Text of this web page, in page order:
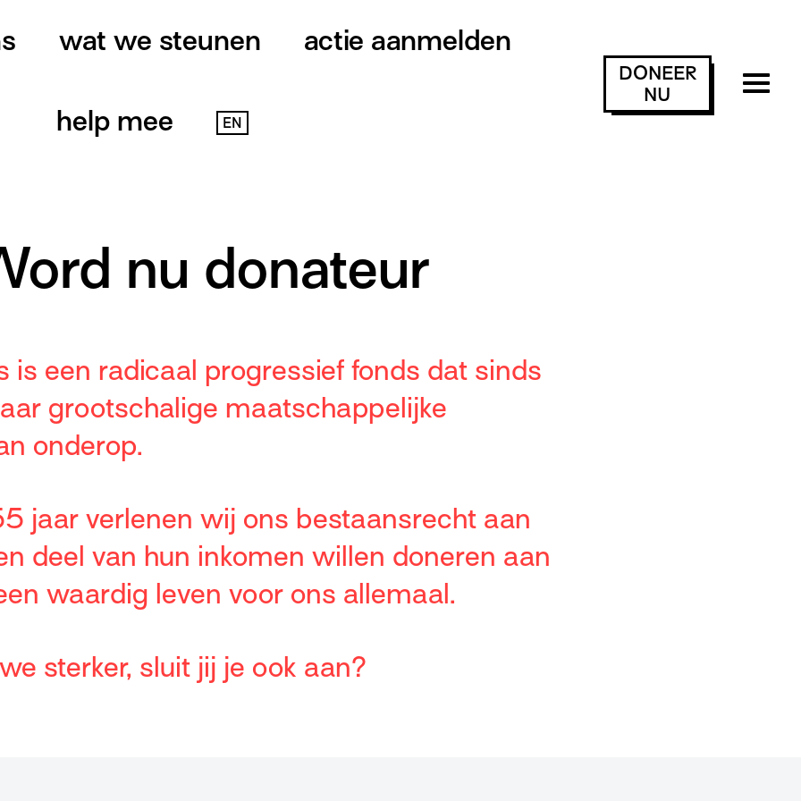
wat we steunen actie aanmelden
help mee EN
DONEER
NU
nu donateur
is een radicaal progressief fonds dat sinds
grootschalige maatschappelijke
onderop.
jaar verlenen wij ons bestaansrecht aan
deel van hun inkomen willen doneren aan
waardig leven voor ons allemaal.
sterker, sluit jij je ook aan?